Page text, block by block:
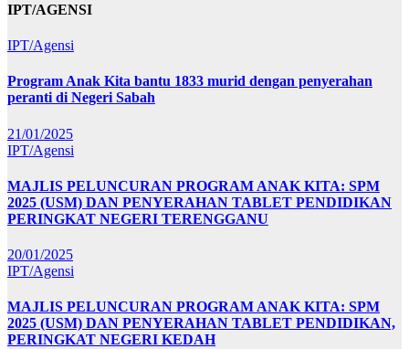
IPT/AGENSI
IPT/Agensi
Program Anak Kita bantu 1833 murid dengan penyerahan
peranti di Negeri Sabah
21/01/2025
IPT/Agensi
MAJLIS PELUNCURAN PROGRAM ANAK KITA: SPM
2025 (USM) DAN PENYERAHAN TABLET PENDIDIKAN
PERINGKAT NEGERI TERENGGANU
20/01/2025
IPT/Agensi
MAJLIS PELUNCURAN PROGRAM ANAK KITA: SPM
2025 (USM) DAN PENYERAHAN TABLET PENDIDIKAN,
PERINGKAT NEGERI KEDAH